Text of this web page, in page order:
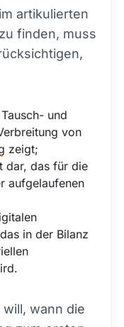
artikulierten
finden, muss
und
von
zeigt;
dar, das für die
aufgelaufenen
in der Bilanz
wann die